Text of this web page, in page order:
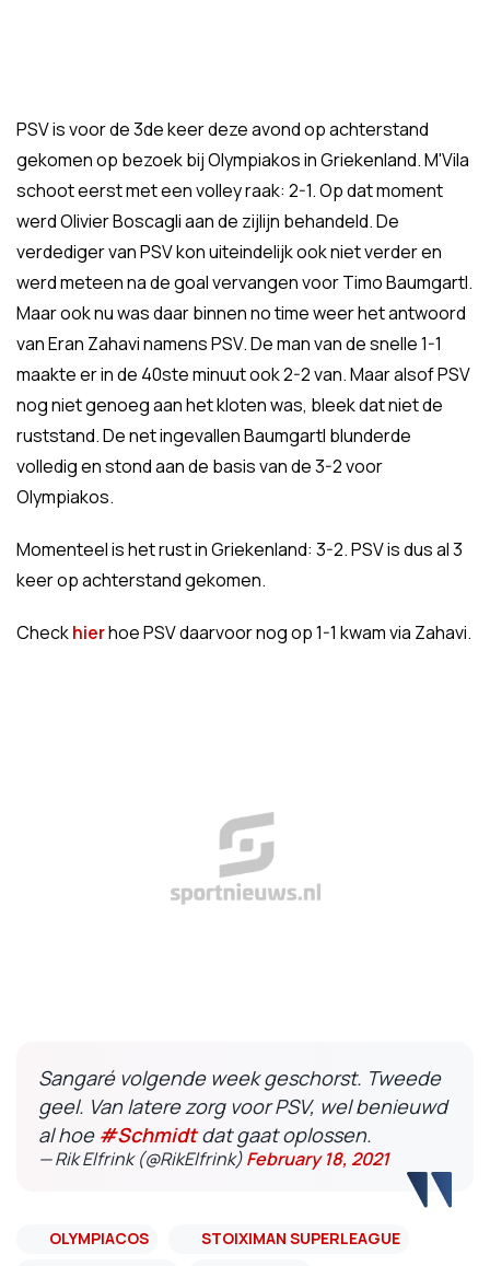
PSV is voor de 3de keer deze avond op achterstand
gekomen op bezoek bij Olympiakos in Griekenland. M'Vila
schoot eerst met een volley raak: 2-1. Op dat moment
werd Olivier Boscagli aan de zijlijn behandeld. De
verdediger van PSV kon uiteindelijk ook niet verder en
werd meteen na de goal vervangen voor Timo Baumgartl.
Maar ook nu was daar binnen no time weer het antwoord
van Eran Zahavi namens PSV. De man van de snelle 1-1
maakte er in de 40ste minuut ook 2-2 van. Maar alsof PSV
nog niet genoeg aan het kloten was, bleek dat niet de
ruststand. De net ingevallen Baumgartl blunderde
volledig en stond aan de basis van de 3-2 voor
Olympiakos.
Momenteel is het rust in Griekenland: 3-2. PSV is dus al 3
keer op achterstand gekomen.
Checkhierhoe PSV daarvoor nog op 1-1 kwam via Zahavi.
Sangaré volgende week geschorst. Tweede
geel. Van latere zorg voor PSV, wel benieuwd
al hoe #Schmidtdat gaat oplossen.
— Rik Elfrink (@RikElfrink)February 18, 2021
OLYMPIACOS
STOIXIMAN SUPERLEAGUE